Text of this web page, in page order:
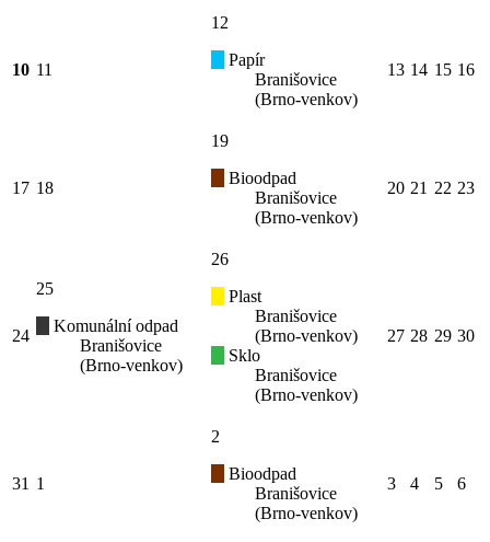
10 11
12
Papír
Branišovice
(Brno-venkov)
13 14 15 16
17 18
19
Bioodpad
Branišovice
(Brno-venkov)
20 21 22 23
24
25
Komunální odpad
Branišovice
(Brno-venkov)
26
Plast
Branišovice
(Brno-venkov)
Sklo
Branišovice
(Brno-venkov)
27 28 29 30
31 1
2
Bioodpad
Branišovice
(Brno-venkov)
3 4 5 6